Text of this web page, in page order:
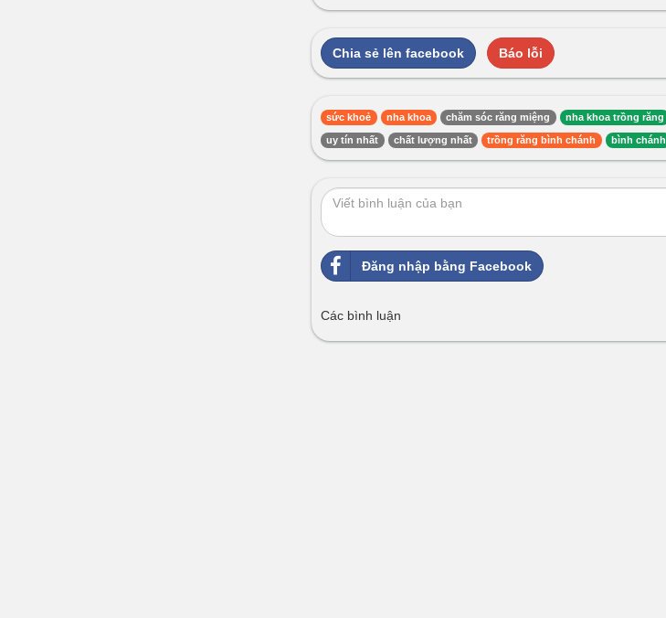
Chia sẻ lên facebook Báo lỗi
sức khoẻ nha khoa chăm sóc răng miệng nha khoa trồng răng
uy tín nhất chất lượng nhất trồng răng bình chánh bình chánh
Đăng nhập bằng Facebook
Các bình luận